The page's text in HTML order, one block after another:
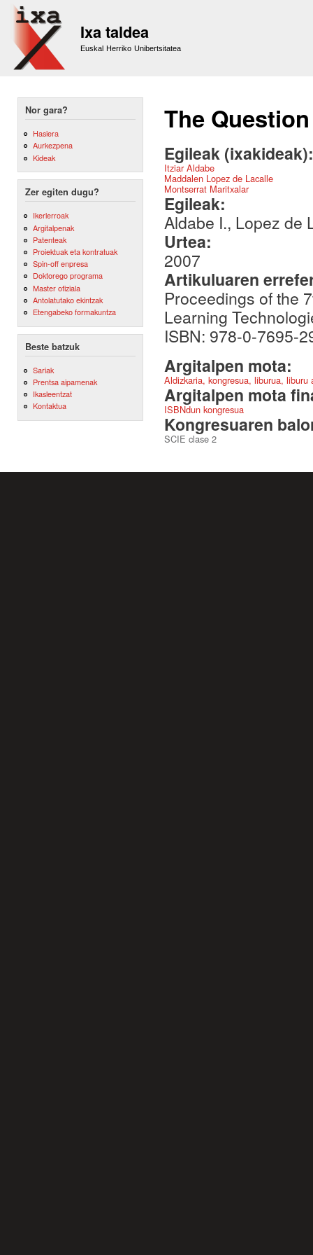
Ixa taldea
Euskal Herriko Unibertsitatea
Nor gara?
Hasiera
Aurkezpena
Kideak
Zer egiten dugu?
Ikerlerroak
Argitalpenak
Patenteak
Proiektuak eta kontratuak
Spin-off enpresa
Doktorego programa
Master ofiziala
Antolatutako ekintzak
Etengabeko formakuntza
Beste batzuk
Sariak
Prentsa aipamenak
Ikasleentzat
Kontaktua
The
Egileak
Itziar Aldabe
Maddalen Lopez de Lacalle
Montserrat Maritxalar
Egileak:
Aldabe I., Lopez de
Urtea:
2007
Artikuluaren
Proceedings of the
Learning
ISBN: 978-0-7695-
Argitalpen mota:
Aldizkaria, kongresua, liburua,
Argitalpen mota
ISBNdun kongresua
Kongresuaren
SCIE clase 2